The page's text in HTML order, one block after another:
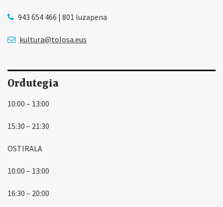
943 654 466 | 801 luzapena
kultura@tolosa.eus
Ordutegia
10:00 – 13:00
15:30 – 21:30
OSTIRALA
10:00 – 13:00
16:30 – 20:00